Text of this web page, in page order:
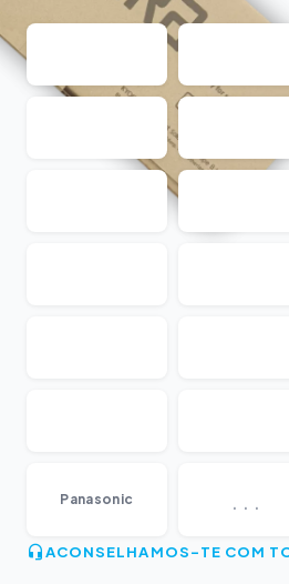
Panasonic
ACONSELHAMOS-TE COM